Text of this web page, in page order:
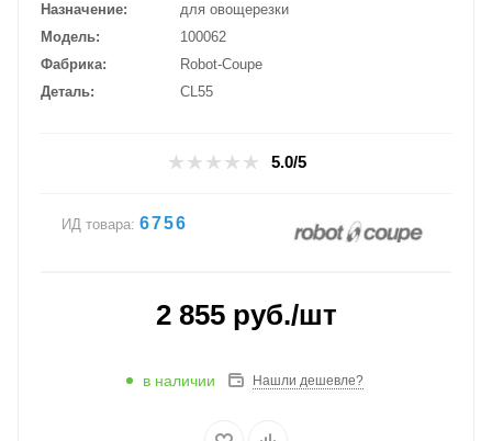
Назначение
для овощерезки
Модель
100062
Фабрика
Robot-Coupe
Деталь
CL55
5.0/5
ИД товара: 6756
2 855руб./шт
в наличии Нашли дешевле?